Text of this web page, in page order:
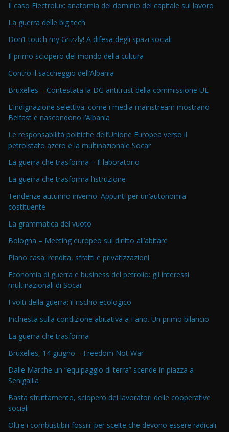
Il caso Electrolux: anatomia del dominio del capitale sul lavoro
La guerra delle big tech
Don’t touch my Grizzly! A difesa degli spazi sociali
Il primo sciopero del mondo della cultura
Contro il saccheggio dell’Albania
Bruxelles – Contestata la DG antitrust della commissione UE
L’indignazione selettiva: come i media mainstream mostrano
Belfast e nascondono l’Albania
Le responsabilità politiche dell’Unione Europea verso il
petrolstato azero e la multinazionale Socar
La guerra che trasforma – Il laboratorio
La guerra che trasforma l’istruzione
Tendenze autunno inverno. Appunti per un’autonomia
costituente
La grammatica del vuoto
Bologna – Meeting europeo sul diritto all’abitare
Piano casa: rendita, sfratti e privatizzazioni
Economia di guerra e business del petrolio: gli interessi
multinazionali di Socar
I volti della guerra: il rischio ecologico
Inchiesta sulla condizione abitativa a Fano. Un primo bilancio
La guerra che trasforma
Bruxelles, 14 giugno – Freedom Not War
Dalle Marche un “equipaggio di terra” scende in piazza a
Senigallia
Basta sfruttamento, sciopero dei lavoratori delle cooperative
sociali
Oltre i combustibili fossili: per scelte che devono essere radicali